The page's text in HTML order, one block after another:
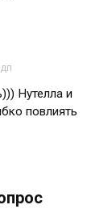
Нутелла и
повлиять